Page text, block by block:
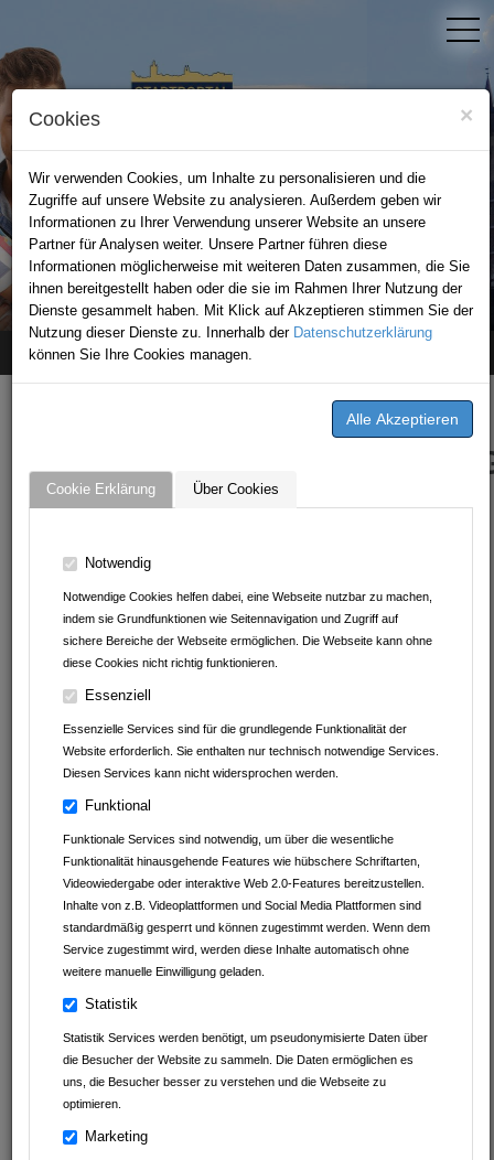
×
Cookies
Wir verwenden Cookies, um Inhalte zu personalisieren und die
Zugriffe auf unsere Website zu analysieren. Außerdem geben wir
Informationen zu Ihrer Verwendung unserer Website an unsere
Partner für Analysen weiter. Unsere Partner führen diese
Informationen möglicherweise mit weiteren Daten zusammen, die Sie
ihnen bereitgestellt haben oder die sie im Rahmen Ihrer Nutzung der
Dienste gesammelt haben. Mit Klick auf Akzeptieren stimmen Sie der
Nutzung dieser Dienste zu. Innerhalb der Datenschutzerklärung
können Sie Ihre Cookies managen.
Cookie Erklärung Über Cookies
Notwendig
Notwendige Cookies helfen dabei, eine Webseite nutzbar zu machen,
indem sie Grundfunktionen wie Seitennavigation und Zugriff auf
sichere Bereiche der Webseite ermöglichen. Die Webseite kann ohne
diese Cookies nicht richtig funktionieren.
Essenziell
Essenzielle Services sind für die grundlegende Funktionalität der
Website erforderlich. Sie enthalten nur technisch notwendige Services.
Diesen Services kann nicht widersprochen werden.
Funktional
Funktionale Services sind notwendig, um über die wesentliche
Funktionalität hinausgehende Features wie hübschere Schriftarten,
Videowiedergabe oder interaktive Web 2.0-Features bereitzustellen.
Inhalte von z.B. Videoplattformen und Social Media Plattformen sind
standardmäßig gesperrt und können zugestimmt werden. Wenn dem
Service zugestimmt wird, werden diese Inhalte automatisch ohne
weitere manuelle Einwilligung geladen.
Statistik
Statistik Services werden benötigt, um pseudonymisierte Daten über
die Besucher der Website zu sammeln. Die Daten ermöglichen es
uns, die Besucher besser zu verstehen und die Webseite zu
optimieren.
Marketing
STADTPORTAL BAD WIMPFEN
Home Angebote K&J Kompressionsversorgung
ANGEBOTE VON K&J
AUS DER REGION
ANGEBOTE VON
Imbiss am Baumarkt
Müller Reisen
clever fit Mosbach
Leintalzoo Schwaigern
Fachwerk Optik
Kaffeefaktur
Autohaus Schwarz GmbH&Co.KG
Avdyli Immobilien
Abnehmen im Liegen Sinsheim
D.A.S. Nachhilfeinstitut UG (haftungsbeschränkt)
Geschmackvoll Food Club